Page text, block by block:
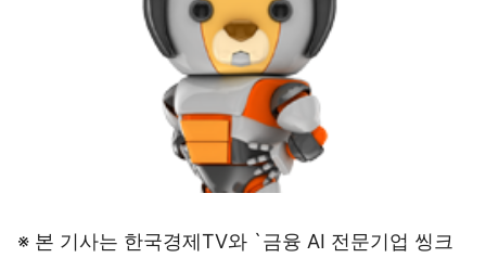
※ 본 기사는 한국경제TV와 `금융 AI 전문기업 씽크